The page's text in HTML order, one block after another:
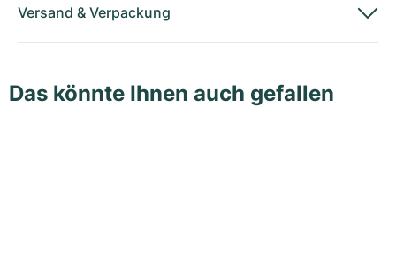
Versand & Verpackung
Das könnte Ihnen auch gefallen